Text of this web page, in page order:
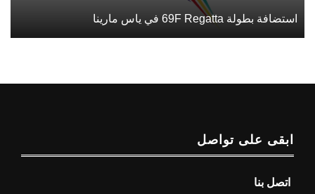
استضافة بطولة 69F Regatta في ياس مارينا
ابقى على تواصل
اتصل بنا